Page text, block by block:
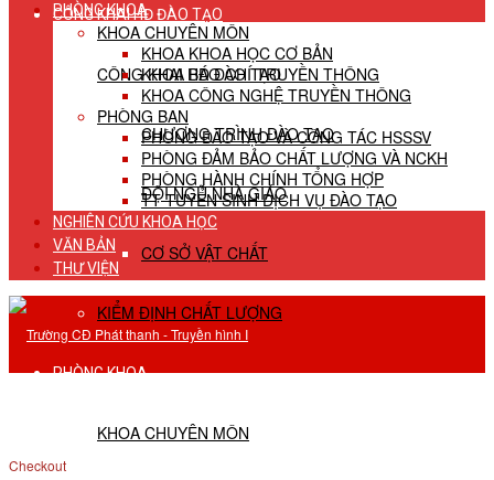
CÔNG KHAI HĐ ĐÀO TẠO
CÔNG KHAI HĐ ĐÀO TẠO
CHƯƠNG TRÌNH ĐÀO TẠO
ĐỘI NGŨ NHÀ GIÁO
CƠ SỞ VẬT CHẤT
KIỂM ĐỊNH CHẤT LƯỢNG
PHÒNG KHOA
KHOA CHUYÊN MÔN
PHÒNG KHOA
KHOA CHUYÊN MÔN
KHOA KHOA HỌC CƠ BẢN
KHOA BÁO CHÍ TRUYỀN THÔNG
KHOA CÔNG NGHỆ TRUYỀN THÔNG
PHÒNG BAN
PHÒNG ĐÀO TẠO VÀ CÔNG TÁC HSSSV
PHÒNG ĐẢM BẢO CHẤT LƯỢNG VÀ NCKH
PHÒNG HÀNH CHÍNH TỔNG HỢP
TT TUYỂN SINH DỊCH VỤ ĐÀO TẠO
NGHIÊN CỨU KHOA HỌC
VĂN BẢN
THƯ VIỆN
Checkout